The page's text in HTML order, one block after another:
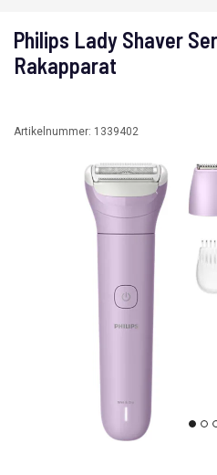
Philips Lady Shaver
Rakapparat
Artikelnummer: 1339402